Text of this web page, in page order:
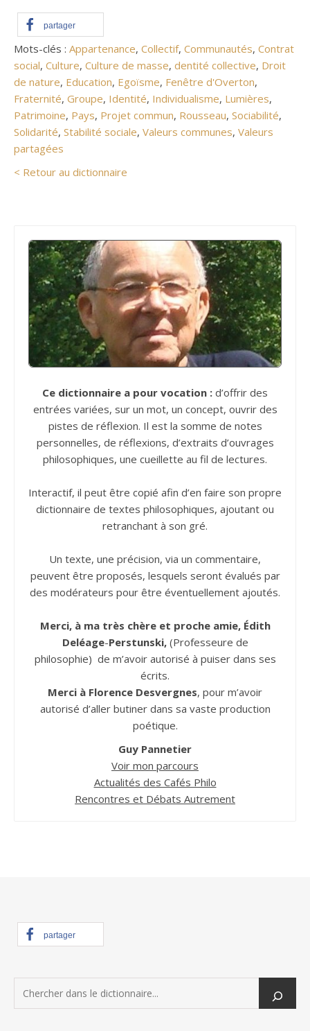
partager
Mots-clés : Appartenance, Collectif, Communautés, Contrat
social, Culture, Culture de masse, dentité collective, Droit
de nature, Education, Egoïsme, Fenêtre d'Overton,
Fraternité, Groupe, Identité, Individualisme, Lumières,
Patrimoine, Pays, Projet commun, Rousseau, Sociabilité,
Solidarité, Stabilité sociale, Valeurs communes, Valeurs
partagées
< Retour au dictionnaire
Ce dictionnaire a pour vocation : d’offrir des
entrées variées, sur un mot, un concept, ouvrir des
pistes de réflexion. Il est la somme de notes
personnelles, de réflexions, d’extraits d’ouvrages
philosophiques, une cueillette au fil de lectures.
Interactif, il peut être copié afin d’en faire son propre
dictionnaire de textes philosophiques, ajoutant ou
retranchant à son gré.
Un texte, une précision, via un commentaire,
peuvent être proposés, lesquels seront évalués par
des modérateurs pour être éventuellement ajoutés.
Merci, à ma très chère et proche amie, Édith
Deléage-Perstunski,(Professeure de
philosophie) de m’avoir autorisé à puiser dans ses
écrits.
Merci à Florence Desvergnes, pour m’avoir
autorisé d’aller butiner dans sa vaste production
poétique.
Guy Pannetier
Voir mon parcours
Actualités des Cafés Philo
Rencontres et Débats Autrement
partager